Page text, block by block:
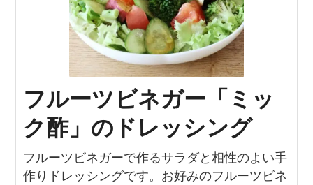
フルーツビネガー「ミッ
ク酢」のドレッシング
フルーツビネガーで作るサラダと相性のよい手
作りドレッシングです。お好みのフルーツビネ